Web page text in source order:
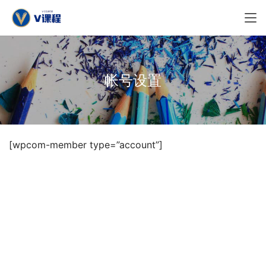
帐号设置
[wpcom-member type=”account”]